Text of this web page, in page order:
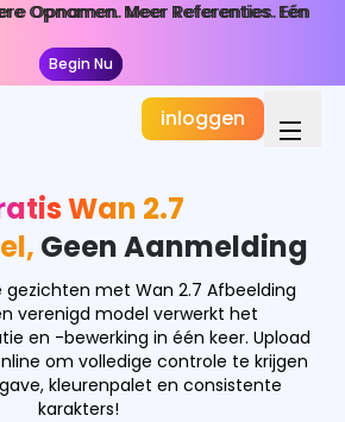
Opnamen. Meer Referenties. Eén
Begin Nu
Opnamen. Meer Referenties. Eén
Begin Nu
inloggen
Wan 2.7
Geen Aanmelding
gezichten met Wan 2.7 Afbeelding
verenigd model verwerkt het
en -bewerking in één keer. Upload
om volledige controle te krijgen
kleurenpalet en consistente
karakters!